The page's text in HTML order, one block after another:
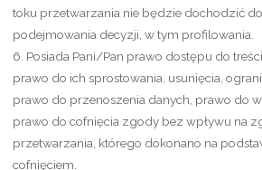
toku przetwarzania nie będzie dochodzić
podejmowania decyzji, w tym profilowania.
6. Posiada Pani/Pan prawo dostępu do
prawo do ich sprostowania, usunięcia,
prawo do przenoszenia danych, prawo do
prawo do cofnięcia zgody bez wpływu na
przetwarzania, którego dokonano na
cofnięciem.